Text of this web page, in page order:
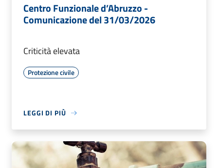
Centro Funzionale d’Abruzzo -
Comunicazione del 31/03/2026
Criticità elevata
Protezione civile
LEGGI DI PIÙ